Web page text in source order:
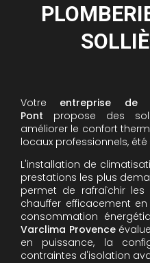
Votre entreprise de
Pont propose des
améliorer le confort
locaux professionnels,
L'installation de
prestations les plus
permet de rafraîchir
chauffer efficacement
consommation
Varclima Provence
en puissance, la
contraintes d'isolation